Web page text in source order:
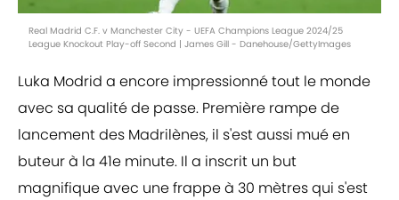
Real Madrid C.F. v Manchester City - UEFA Champions League 2024/25
League Knockout Play-off Second | James Gill - Danehouse/GettyImages
Luka Modrid a encore impressionné tout le monde
avec sa qualité de passe. Première rampe de
lancement des Madrilènes, il s'est aussi mué en
buteur à la 41e minute. Il a inscrit un but
magnifique avec une frappe à 30 mètres qui s'est